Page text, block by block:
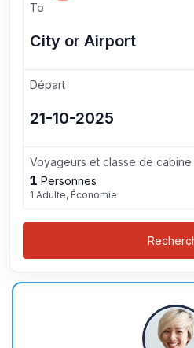
To
Départ
Voyageurs et classe de cabine
1 Personnes
1 Adulte, Économie